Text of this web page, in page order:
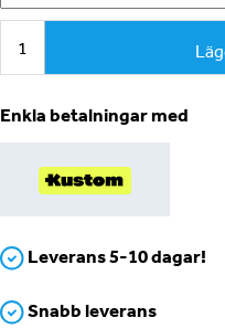
Enkla betalningar med
Leverans 5-10 dagar!
Snabb leverans